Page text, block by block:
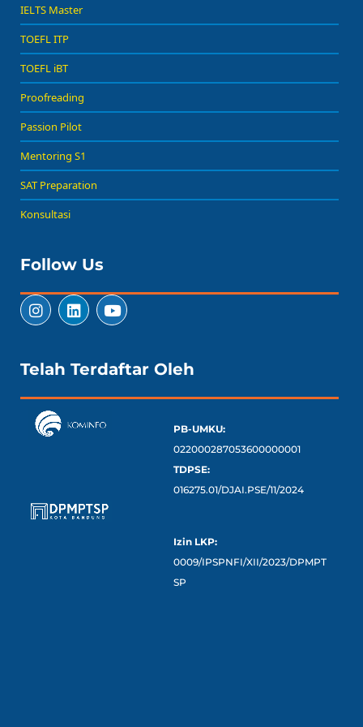
IELTS Master
TOEFL ITP
TOEFL iBT
Proofreading
Passion Pilot
Mentoring S1
SAT Preparation
Konsultasi
Follow Us
Telah Terdaftar Oleh
PB-UMKU:
022000287053600000001
TDPSE:
016275.01/DJAI.PSE/11/2024
Izin LKP:
0009/IPSPNFI/XII/2023/DPMPT
SP